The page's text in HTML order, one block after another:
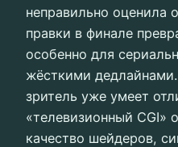
неправильно оценила
правки в финале
особенно для
жёсткими
зритель уже умеет
«телевизионный CGI»
качество шейдеров,